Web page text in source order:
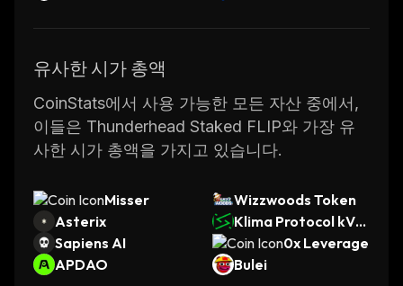
유사한 시가 총액
CoinStats에서 사용 가능한 모든 자산 중에서,
이들은 Thunderhead Staked FLIP와 가장 유
사한 시가 총액을 가지고 있습니다.
Misser
Wizzwoods Token
Asterix
Klima Protocol kVC
M
Sapiens AI
0x Leverage
APDAO
Bulei